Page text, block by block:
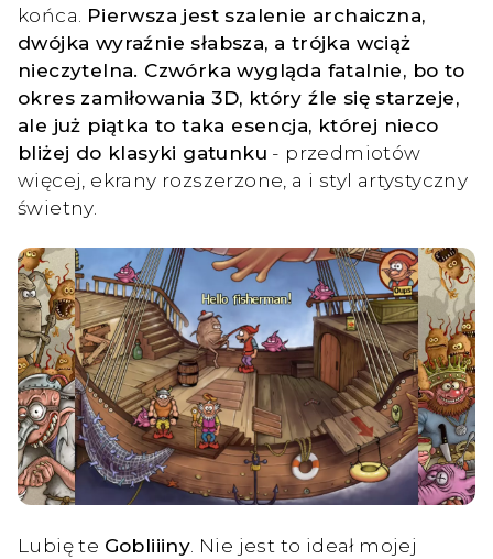
końca. Pierwsza jest szalenie archaiczna,
dwójka wyraźnie słabsza, a trójka wciąż
nieczytelna. Czwórka wygląda fatalnie, bo to
okres zamiłowania 3D, który źle się starzeje,
ale już piątka to taka esencja, której nieco
bliżej do klasyki gatunku - przedmiotów
więcej, ekrany rozszerzone, a i styl artystyczny
świetny.
Lubię te Gobliiiny . Nie jest to ideał mojej